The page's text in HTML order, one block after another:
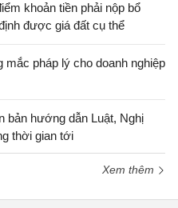
khoản tiền phải nộp bổ
được giá đất cụ thể
pháp lý cho doanh nghiệp
bản hướng dẫn Luật, Nghị
thời gian tới
Xem thêm